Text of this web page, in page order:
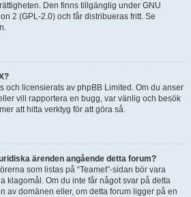
Den finns tillgänglig under GNU
2 (GPL-2.0) och får distribueras fritt. Se
och licensierats av phpBB Limited. Om du anser
vill rapportera en bugg, var vänlig och besök
att hitta verktyg för att göra så.
ärenden angående detta forum?
som listas på “Teamet”-sidan bör vara
klagomål. Om du inte får något svar på detta
av domänen eller, om detta forum ligger på en